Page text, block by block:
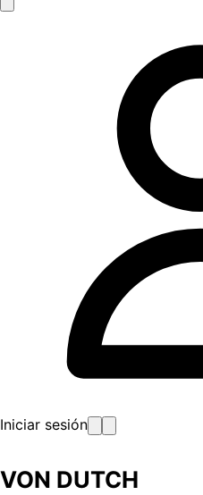
Iniciar sesión
VON DUTCH